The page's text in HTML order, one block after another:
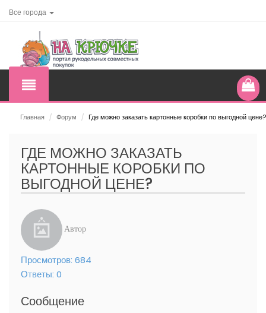
Все города
Главная / Форум / Где можно заказать картонные коробки по выгодной цене?
ГДЕ МОЖНО ЗАКАЗАТЬ
КАРТОННЫЕ КОРОБКИ ПО
ВЫГОДНОЙ ЦЕНЕ?
Автор
Просмотров: 684
Ответы: 0
Сообщение